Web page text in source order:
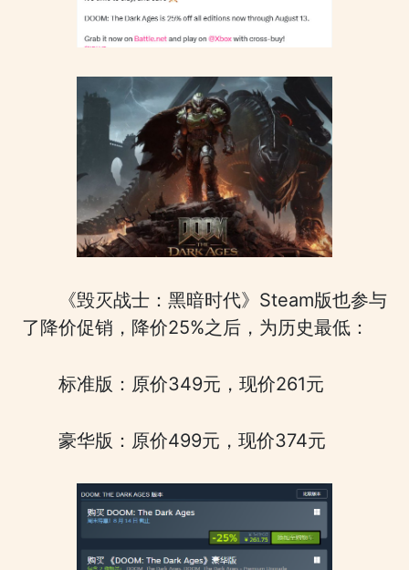
《毁灭战士：黑暗时代》Steam版也参与
了降价促销，降价25%之后，为历史最低：
标准版：原价349元，现价261元
豪华版：原价499元，现价374元